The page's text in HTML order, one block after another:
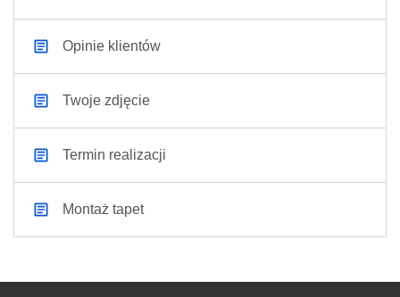
Opinie klientów
Twoje zdjęcie
Termin realizacji
Montaż tapet